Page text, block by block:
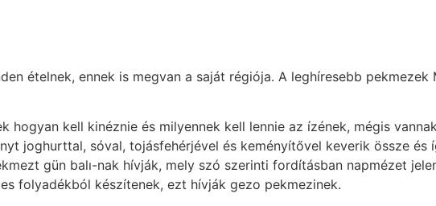
ételnek, ennek is megvan a saját régiója. A leghíresebb pekmezek
kell kinéznie és milyennek kell lennie az ízének, mégis
joghurttal, sóval, tojásfehérjével és keményítővel keverik össze és
gün balı-nak hívják, mely szó szerinti fordításban napmézet
folyadékból készítenek, ezt hívják gezo pekmezinek.